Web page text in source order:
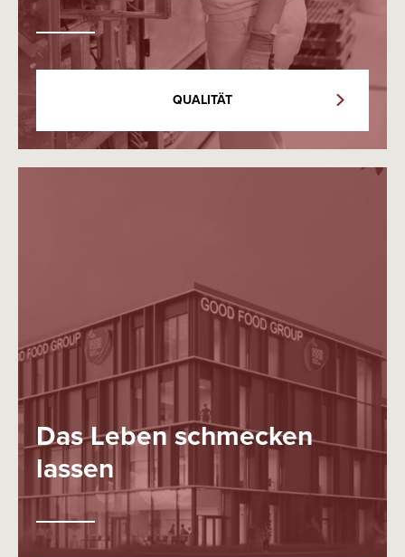
QUALITÄT
Das Leben schmecken
lassen